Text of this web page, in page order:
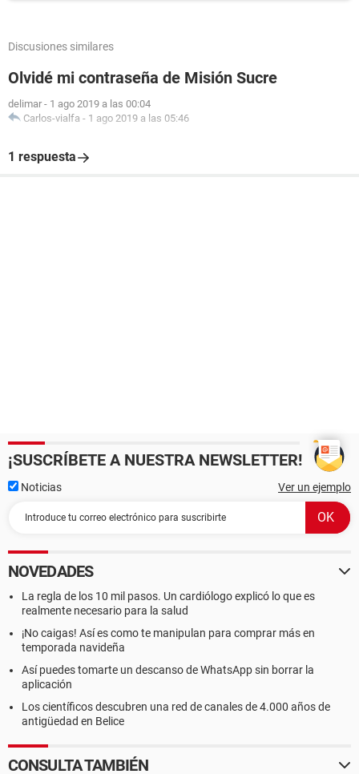
Discusiones similares
Olvidé mi contraseña de Misión Sucre
delimar - 1 ago 2019 a las 00:04
Carlos-vialfa - 1 ago 2019 a las 05:46
1 respuesta
¡SUSCRÍBETE A NUESTRA NEWSLETTER!
Noticias Ver un ejemplo
NOVEDADES
La regla de los 10 mil pasos. Un cardiólogo explicó lo que es
realmente necesario para la salud
¡No caigas! Así es como te manipulan para comprar más en
temporada navideña
Así puedes tomarte un descanso de WhatsApp sin borrar la
aplicación
Los científicos descubren una red de canales de 4.000 años de
antigüedad en Belice
CONSULTA TAMBIÉN